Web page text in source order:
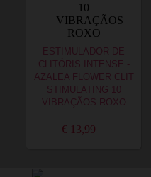
ESTIMULADOR DE
CLITÓRIS INTENSE -
AZALEA FLOWER CLIT
STIMULATING 10
VIBRAÇÃOS ROXO
€ 13,99